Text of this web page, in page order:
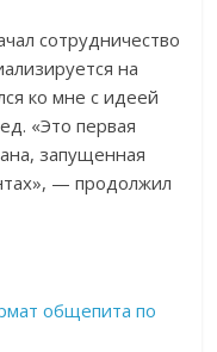
сотрудничество
на
ко мне с идеей
«Это первая
запущенная
— продолжил
общепита по